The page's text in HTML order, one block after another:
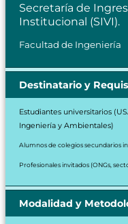
Secretaría de
Institucional (SIVI).
Facultad de Ingeniería
Destinatario y
Estudiantes universitarios
Ingeniería y Ambientales)
Alumnos de colegios secundarios
Profesionales invitados (ONGs,
Modalidad y